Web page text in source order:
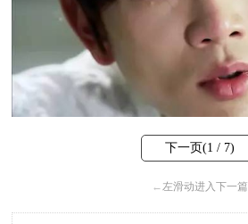
下一页(1 / 7)
←左滑动进入下一篇